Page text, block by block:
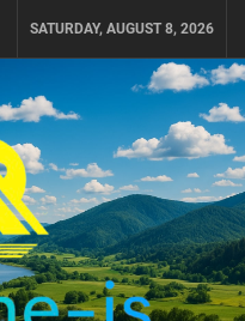
SATURDAY, AUGUST 8, 2026